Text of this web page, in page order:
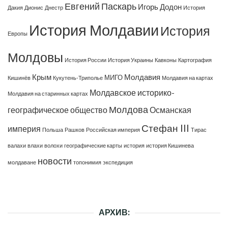
Дакия Дионис Днестр Евгений Паскарь Игорь Додон История
Европы История Молдавии История
Молдовы История России История Украины Кавконы Картография
Кишинёв Крым Кукутень-Триполье МИГО Молдавия Молдавия на картах
Молдавия на старинных картах Молдавское историко-
географическое общество Молдова Османская
империя Польша Рашков Российская империя Стефан III Тирас
валахи влахи волохи географические карты история история Кишинева
молдаване новости топонимия экспедиция
АРХИВ: